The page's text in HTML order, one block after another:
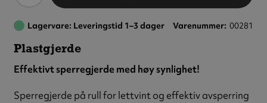
Lagervare: Leveringstid 1–3 dager Varenummer 00281
Plastgjerde
Effektivt sperregjerde med høy synlighet!
Sperregjerde på rull for lettvint og effektiv avsperring